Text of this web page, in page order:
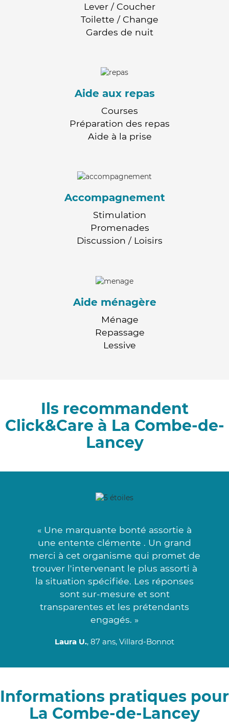
Lever / Coucher
Toilette / Change
Gardes de nuit
Aide aux repas
Courses
Préparation des repas
Aide à la prise
Accompagnement
Stimulation
Promenades
Discussion / Loisirs
Aide ménagère
Ménage
Repassage
Lessive
Ils recommandent
Click&Care à La Combe-de-
Lancey
« Une marquante bonté assortie à
une entente clémente . Un grand
merci à cet organisme qui promet de
trouver l'intervenant le plus assorti à
la situation spécifiée. Les réponses
sont sur-mesure et sont
transparentes et les prétendants
engagés. »
Laura U., 87 ans, Villard-Bonnot
Informations pratiques pour
La Combe-de-Lancey